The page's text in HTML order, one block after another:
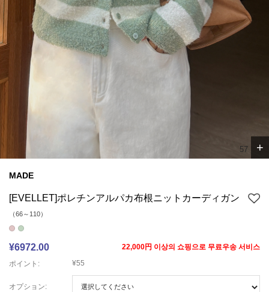
67 +
MADE
[EVELLET]ポレチンアルパカ布根ニットカーディガン
（66～110）
¥6972.00
22,000円 이상의 쇼핑으로 무료우송 서비스
ポイント:
¥55
オプション: